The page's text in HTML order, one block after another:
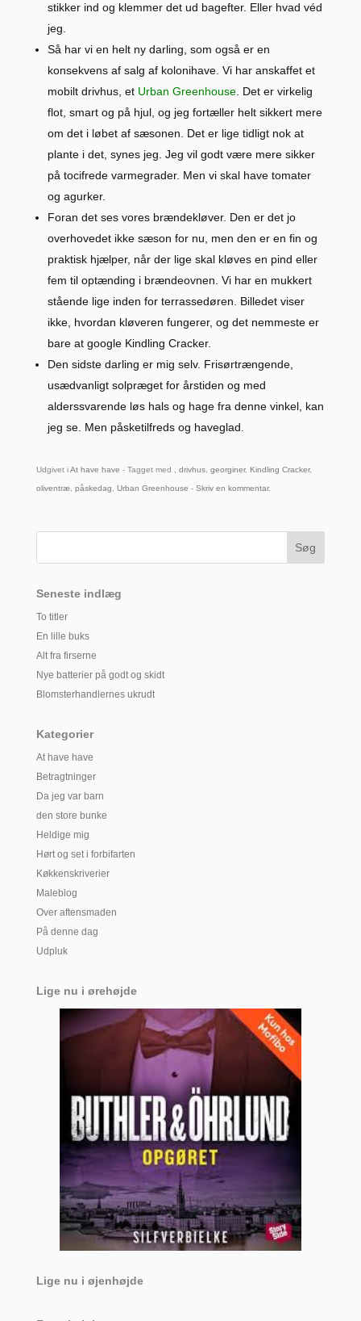
stikker ind og klemmer det ud bagefter. Eller hvad véd
jeg.
Så har vi en helt ny darling, som også er en
konsekvens af salg af kolonihave. Vi har anskaffet et
mobilt drivhus, et Urban Greenhouse. Det er virkelig
flot, smart og på hjul, og jeg fortæller helt sikkert mere
om det i løbet af sæsonen. Det er lige tidligt nok at
plante i det, synes jeg. Jeg vil godt være mere sikker
på tocifrede varmegrader. Men vi skal have tomater
og agurker.
Foran det ses vores brændekløver. Den er det jo
overhovedet ikke sæson for nu, men den er en fin og
praktisk hjælper, når der lige skal kløves en pind eller
fem til optænding i brændeovnen. Vi har en mukkert
stående lige inden for terrassedøren. Billedet viser
ikke, hvordan kløveren fungerer, og det nemmeste er
bare at google Kindling Cracker.
Den sidste darling er mig selv. Frisørtrængende,
usædvanligt solpræget for årstiden og med
alderssvarende løs hals og hage fra denne vinkel, kan
jeg se. Men påsketilfreds og haveglad.
Udgivet iAt have have - Tagget med , drivhus, georginer, Kindling Cracker,
oliventræ, påskedag, Urban Greenhouse - Skriv en kommentar.
Seneste indlæg
To titler
En lille buks
Alt fra firserne
Nye batterier på godt og skidt
Blomsterhandlernes ukrudt
Kategorier
At have have
Betragtninger
Da jeg var barn
den store bunke
Heldige mig
Hørt og set i forbifarten
Køkkenskriverier
Maleblog
Over aftensmaden
På denne dag
Udpluk
Lige nu i ørehøjde
Lige nu i øjenhøjde